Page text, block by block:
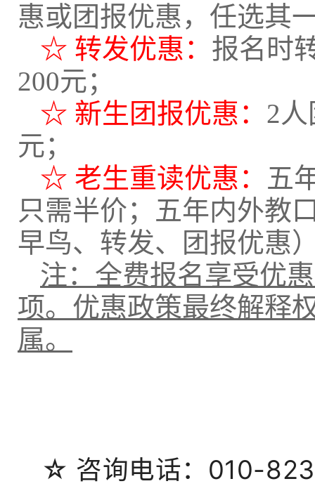
惠或团报优惠，任选其
☆ 转发优惠： 报名时
200元；
☆ 新生团报优惠： 2
元；
☆ 老生重读优惠： 五
只需半价；五年内外教
早鸟、转发、团报优惠
注： 全费报名享受优
项。优惠政策最终解释
属。
☆ 咨询电话：010-